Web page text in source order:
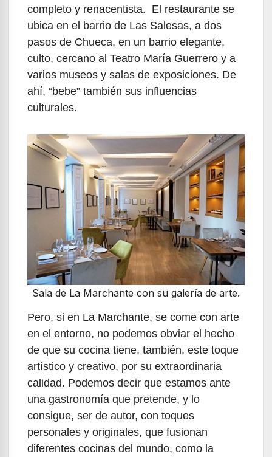
completo y renacentista. El restaurante se
ubica en el barrio de Las Salesas, a dos
pasos de Chueca, en un barrio elegante,
culto, cercano al Teatro María Guerrero y a
varios museos y salas de exposiciones. De
ahí, “bebe” también sus influencias
culturales.
Sala de La Marchante con su galería de arte.
Pero, si en La Marchante, se come con arte
en el entorno, no podemos obviar el hecho
de que su cocina tiene, también, este toque
artístico y creativo, por su extraordinaria
calidad. Podemos decir que estamos ante
una gastronomía que pretende, y lo
consigue, ser de autor, con toques
personales y originales, que fusionan
diferentes cocinas del mundo, como la